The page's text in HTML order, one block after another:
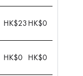
HK$23 HK$0
HK$0 HK$0